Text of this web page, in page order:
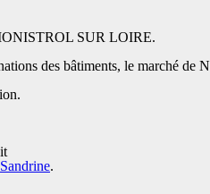
SUR LOIRE.
des bâtiments, le marché
Sandrine.